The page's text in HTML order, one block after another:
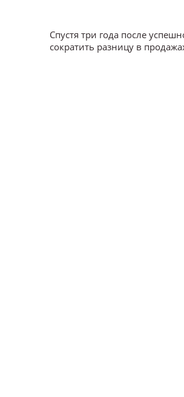
Спустя три года после
сократить разницу в